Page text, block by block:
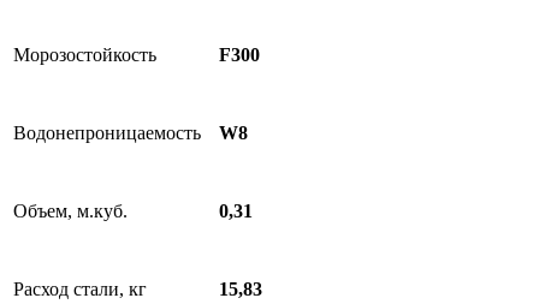
Морозостойкость F300
Водонепроницаемость W8
Объем, м.куб. 0,31
Расход стали, кг 15,83